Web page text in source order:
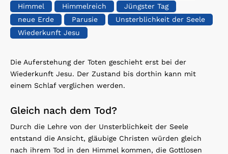
Himmel
Himmelreich
Jüngster Tag
neue Erde
Parusie
Unsterblichkeit der Seele
Wiederkunft Jesu
Die Auferstehung der Toten geschieht erst bei der
Wiederkunft Jesu. Der Zustand bis dorthin kann mit
einem Schlaf verglichen werden.
Gleich nach dem Tod?
Durch die Lehre von der Unsterblichkeit der Seele
entstand die Ansicht, gläubige Christen würden gleich
nach ihrem Tod in den Himmel kommen, die Gottlosen